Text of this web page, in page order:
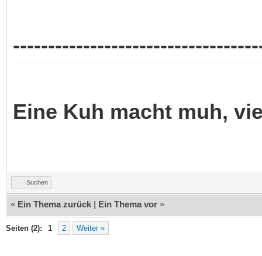
Eine Kuh macht muh,
Suchen
« Ein Thema zurück | Ein Thema vor »
Seiten (2): 1 2 Weiter »